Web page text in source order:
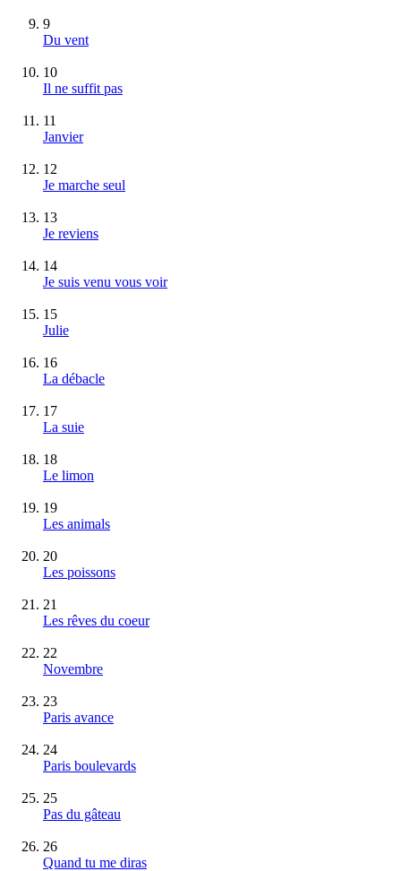
9
Du vent
10
Il ne suffit pas
11
Janvier
12
Je marche seul
13
Je reviens
14
Je suis venu vous voir
15
Julie
16
La débacle
17
La suie
18
Le limon
19
Les animals
20
Les poissons
21
Les rêves du coeur
22
Novembre
23
Paris avance
24
Paris boulevards
25
Pas du gâteau
26
Quand tu me diras